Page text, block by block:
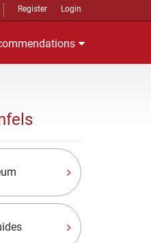
Register Login